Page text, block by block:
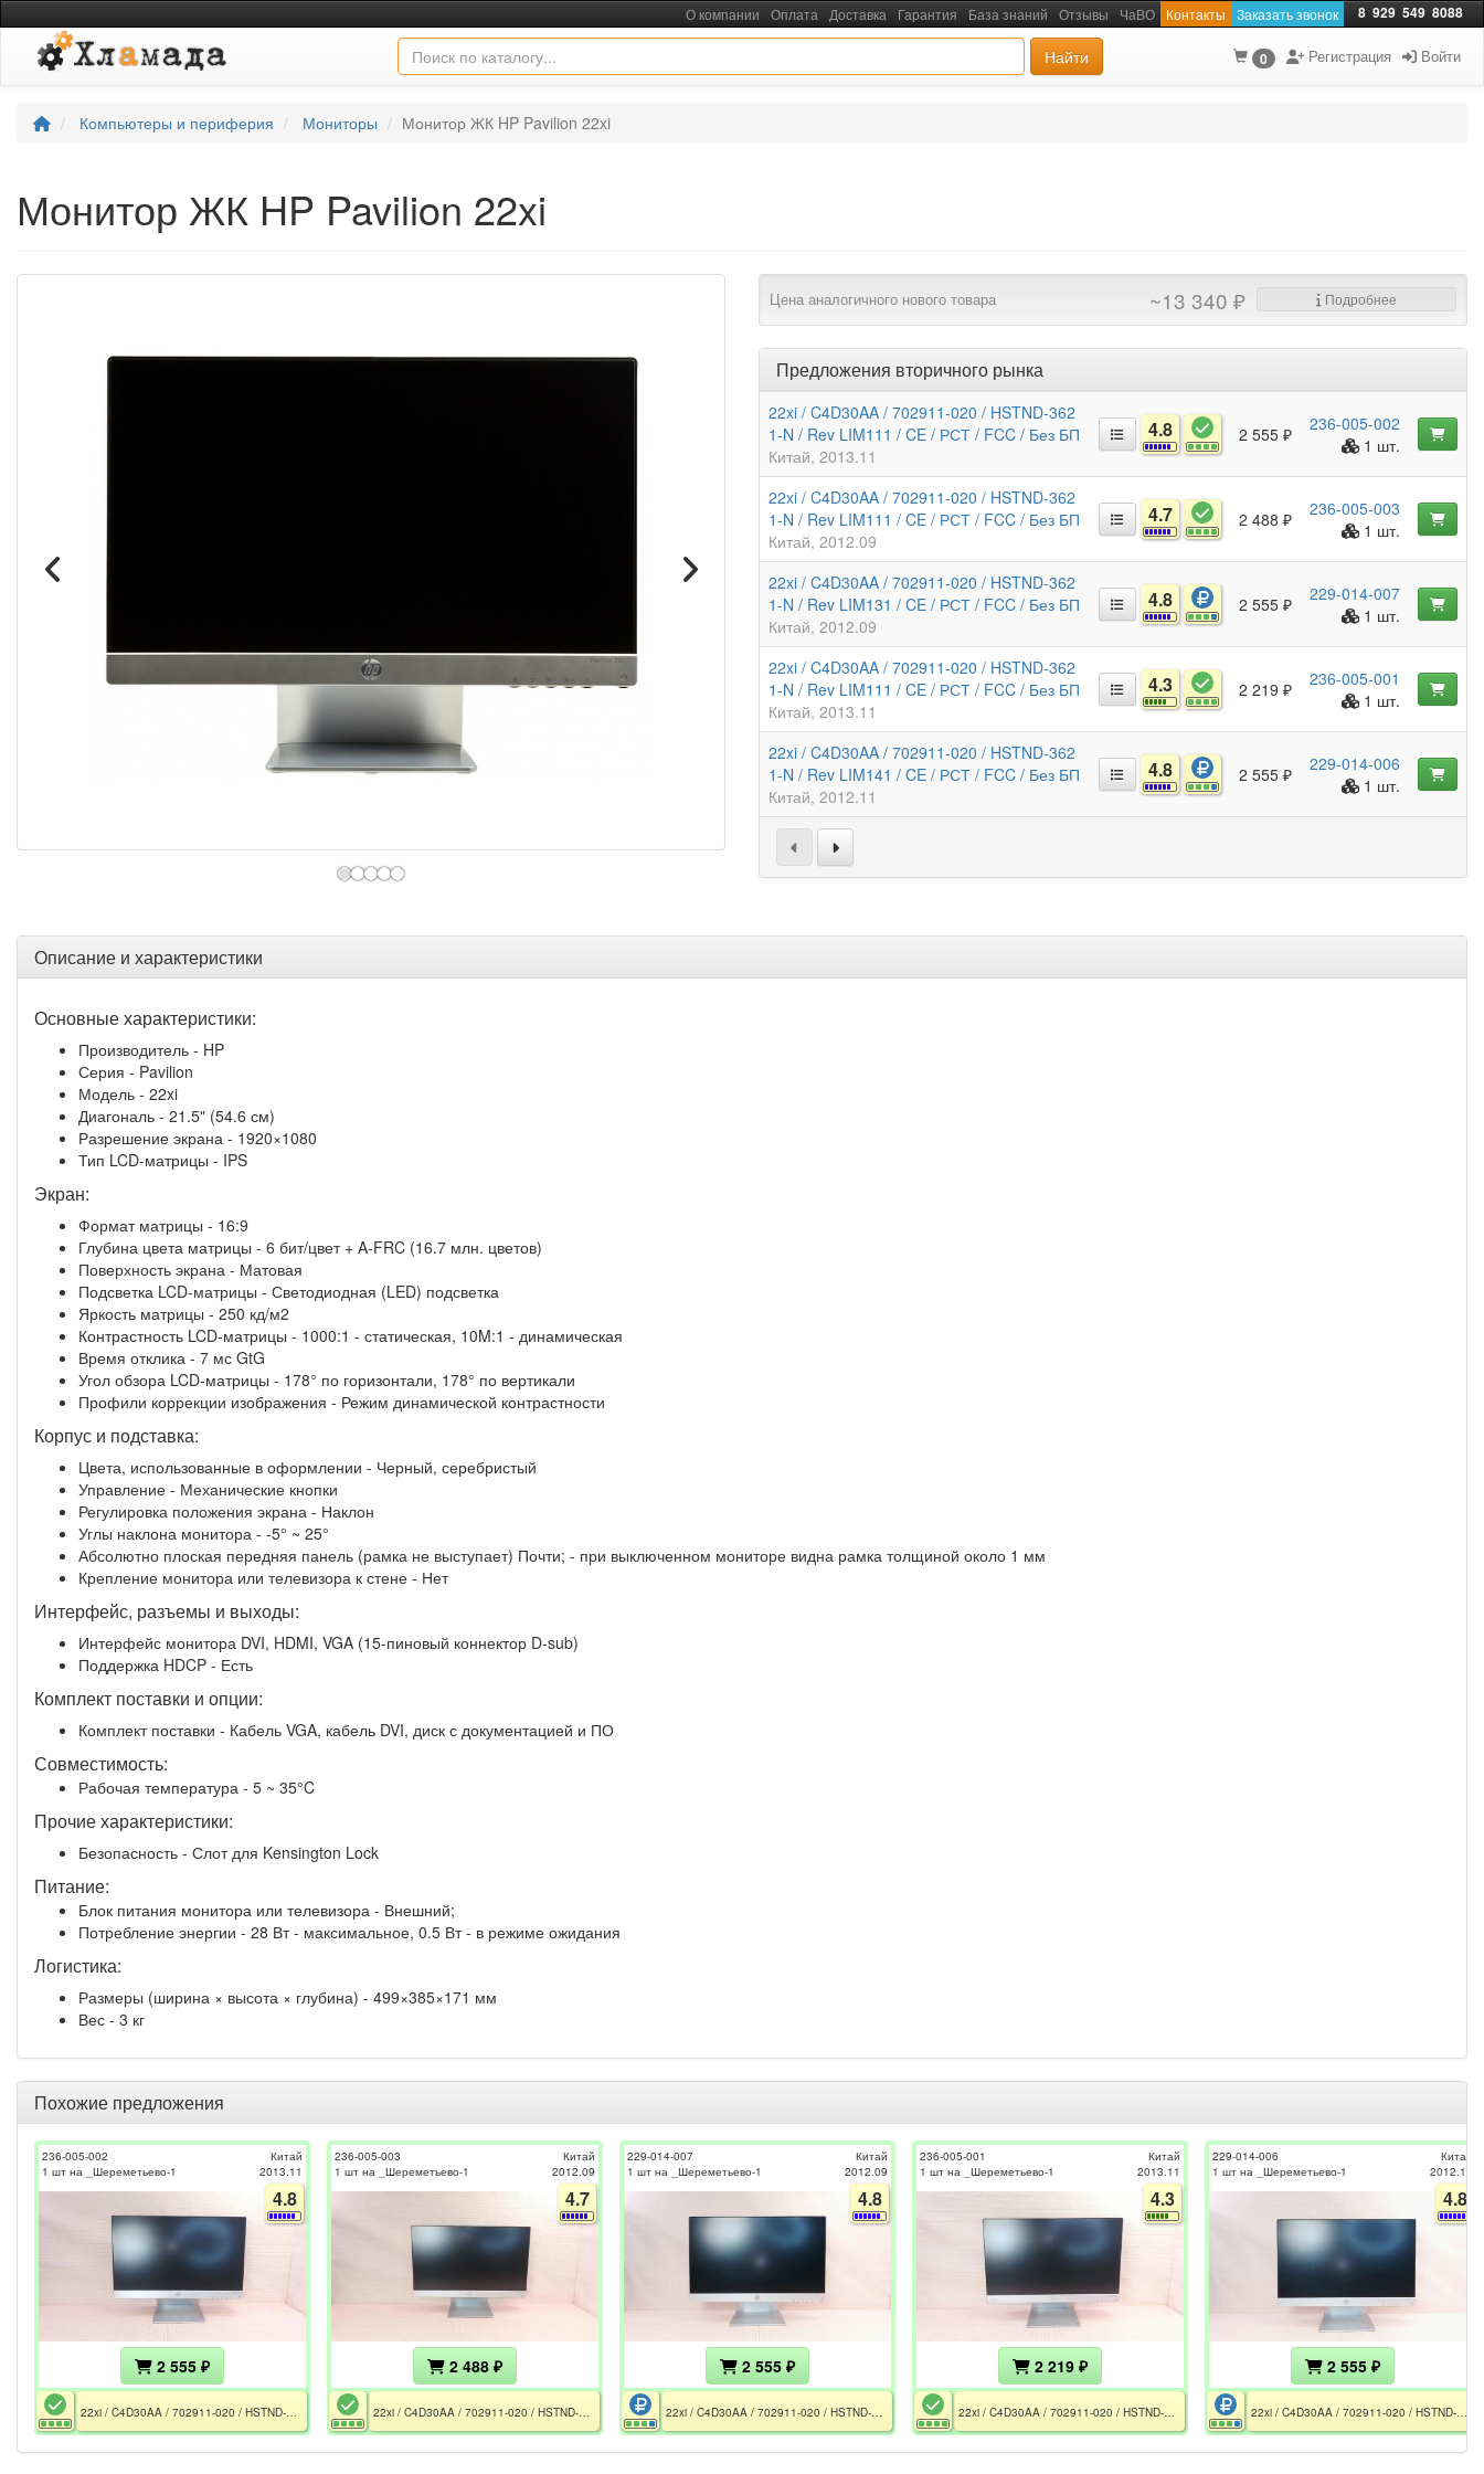
О компании Оплата Доставка Гарантия База знаний Отзывы ЧаВО Контакты Заказать звонок 8 929 549 8088
Найти 0 Регистрация Войти
Компьютеры и периферия Мониторы Монитор ЖК HP Pavilion 22xi
Монитор ЖК HP Pavilion 22xi
Цена аналогичного нового товара ~13 340 ₽ Подробнее
Предложения вторичного рынка
22xi / C4D30AA / 702911-020 / HSTND-362
1-N / Rev LIM111 / CE / РСТ / FCC / Без БП
Китай 2013.11
4.8 2 555 ₽
236-005-002
1 шт.
22xi / C4D30AA / 702911-020 / HSTND-362
1-N / Rev LIM111 / CE / РСТ / FCC / Без БП
Китай 2012.09
4.7 2 488 ₽
236-005-003
1 шт.
22xi / C4D30AA / 702911-020 / HSTND-362
1-N / Rev LIM131 / CE / РСТ / FCC / Без БП
Китай 2012.09
4.8 2 555 ₽
229-014-007
1 шт.
22xi / C4D30AA / 702911-020 / HSTND-362
1-N / Rev LIM111 / CE / РСТ / FCC / Без БП
Китай 2013.11
4.3 2 219 ₽
236-005-001
1 шт.
22xi / C4D30AA / 702911-020 / HSTND-362
1-N / Rev LIM141 / CE / РСТ / FCC / Без БП
Китай 2012.11
4.8 2 555 ₽
229-014-006
1 шт.
Описание и характеристики
Основные характеристики:
Производитель - HP
Серия - Pavilion
Модель - 22xi
Диагональ - 21.5" (54.6 см)
Разрешение экрана - 1920×1080
Тип LCD-матрицы - IPS
Экран:
Формат матрицы - 16:9
Глубина цвета матрицы - 6 бит/цвет + A-FRC (16.7 млн. цветов)
Поверхность экрана - Матовая
Подсветка LCD-матрицы - Светодиодная (LED) подсветка
Яркость матрицы - 250 кд/м2
Контрастность LCD-матрицы - 1000:1 - статическая, 10M:1 - динамическая
Время отклика - 7 мс GtG
Угол обзора LCD-матрицы - 178° по горизонтали, 178° по вертикали
Профили коррекции изображения - Режим динамической контрастности
Корпус и подставка:
Цвета, использованные в оформлении - Черный, серебристый
Управление - Механические кнопки
Регулировка положения экрана - Наклон
Углы наклона монитора - -5° ~ 25°
Абсолютно плоская передняя панель (рамка не выступает) Почти; - при выключенном мониторе видна рамка толщиной около 1 мм
Крепление монитора или телевизора к стене - Нет
Интерфейс, разъемы и выходы:
Интерфейс монитора DVI, HDMI, VGA (15-пиновый коннектор D-sub)
Поддержка HDCP - Есть
Комплект поставки и опции:
Комплект поставки - Кабель VGA, кабель DVI, диск с документацией и ПО
Совместимость:
Рабочая температура - 5 ~ 35°C
Прочие характеристики:
Безопасность - Слот для Kensington Lock
Питание:
Блок питания монитора или телевизора - Внешний;
Потребление энергии - 28 Вт - максимальное, 0.5 Вт - в режиме ожидания
Логистика:
Размеры (ширина × высота × глубина) - 499×385×171 мм
Вес - 3 кг
Похожие предложения
236-005-002
1 шт на _Шереметьево-1
Китай
2013.11
4.8
2 555 ₽
236-005-003
1 шт на _Шереметьево-1
Китай
2012.09
4.7
2 488 ₽
229-014-007
1 шт на _Шереметьево-1
Китай
2012.09
4.8
2 555 ₽
236-005-001
1 шт на _Шереметьево-1
Китай
2013.11
4.3
2 219 ₽
229-014-006
1 шт на _Шереметьево-1
Китай
2012.11
4.8
2 555 ₽